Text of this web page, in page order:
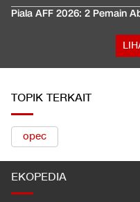
Piala AFF 2026: 2 Pemain
TOPIK TERKAIT
opec
EKOPEDIA